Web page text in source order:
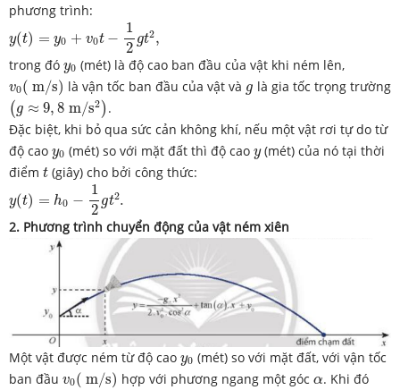
phương trình:
y(t) = y0 + v0t −
1
2 gt2,
y(t)=y0 +v0t− t2
trong đó y0
y0 (mét) là độ cao ban đầu của vật khi ném lên,
v0( m/s)
v 0( m /s) là vận tốc ban đầu của vật và g
g là gia tốc trọng trường
(g ≈ 9, 8 m/s2 )
(g≈ 8 m 2)
.
Đặc biệt, khi bỏ qua sức cản không khí, nếu một vật rơi tự do từ
độ cao y0
y0 (mét) so với mặt đất thì độ cao y
y(mét) của nó tại thời
điểm t
t (giây) cho bởi công thức:
y(t) = h0 −
1
2 gt2.
y(t)= h 0−12 gt2
2. Phương trình chuyển động của vật ném xiên
Một vật được ném từ độ cao y0
y0 (mét) so với mặt đất, với vận tốc
ban đầu v0( m/s)
v 0( m /s) hợp với phương ngang một gócα
α. Khi đó